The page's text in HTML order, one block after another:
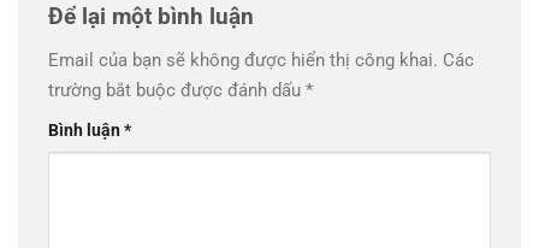
Để lại một bình luận
Email của bạn sẽ không được hiển thị công khai. Các
trường bắt buộc được đánh dấu *
Bình luận*